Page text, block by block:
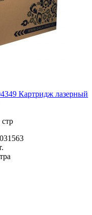
Картридж лазерный